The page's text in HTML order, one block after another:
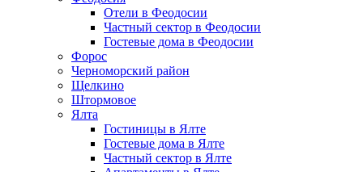
Отели в Феодосии
Частный сектор в Феодосии
Гостевые дома в Феодосии
Форос
Черноморский район
Щелкино
Штормовое
Ялта
Гостиницы в Ялте
Гостевые дома в Ялте
Частный сектор в Ялте